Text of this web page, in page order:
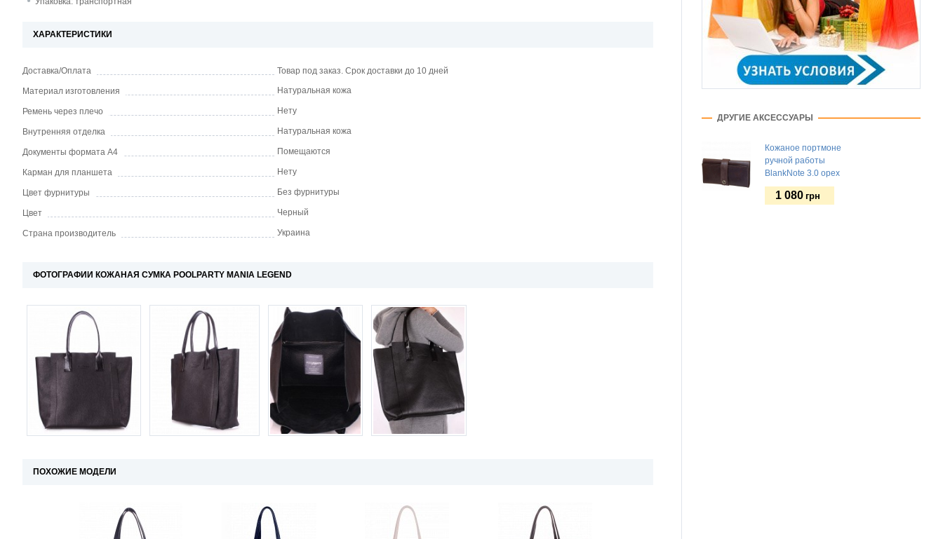
ДРУГИЕ АКСЕССУАРЫ
Кожаное портмоне
ручной работы
BlankNote 3.0 орех
1 080 грн
ХАРАКТЕРИСТИКИ
Доставка/Оплата Товар под заказ. Срок доставки до 10 дней
Материал изготовления Натуральная кожа
Ремень через плечо Нету
Внутренняя отделка Натуральная кожа
Документы формата А4 Помещаются
Карман для планшета Нету
Цвет фурнитуры Без фурнитуры
Цвет Черный
Страна производитель Украина
ФОТОГРАФИИ КОЖАНАЯ СУМКА POOLPARTY MANIA LEGEND
ПОХОЖИЕ МОДЕЛИ